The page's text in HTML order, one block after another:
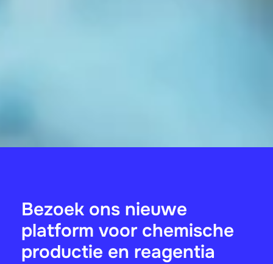
Bezoek ons nieuwe
platform voor chemische
productie en reagentia